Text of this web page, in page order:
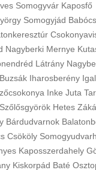
Somogyvár Kaposfő
Somogyjád
Nagyberki Mernye
Látrány
Buzsák Iharosberény Igal
Inke Juta
Szőlősgyörök Hetes
Bárdudvarnok
Csököly
Kaposszerdahely
Kiskorpád Baté